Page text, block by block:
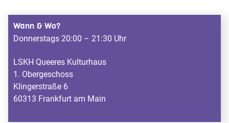
Wann & Wo?
Donnerstags 20:00 – 21:30 Uhr
LSKH Queeres Kulturhaus
1. Obergeschoss
Klingerstraße 6
60313 Frankfurt am Main